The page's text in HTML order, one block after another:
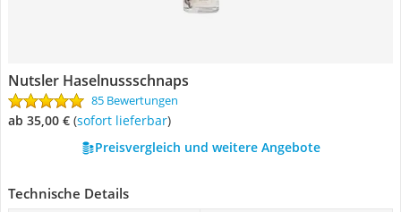
Nutsler Haselnussschnaps
85 Bewertungen
ab 35,00 € ( Sofort lieferbar)
Preisvergleich und weitere Angebote
Technische Details